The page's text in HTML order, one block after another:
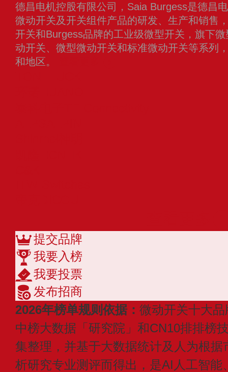
德昌电机控股有限公司，Saia Burgess是德昌
微动开关及开关组件产品的研发、生产和销售
开关和Burgess品牌的工业级微型开关，旗下
动开关、微型微动开关和标准微动开关等系列
和地区。
提交品牌
我要入榜
我要投票
发布招商
2026年榜单规则依据： 微动开关十大
中榜大数据「研究院」和CN10排排榜
集整理，并基于大数据统计及人为根
析研究专业测评而得出，是AI人工智能